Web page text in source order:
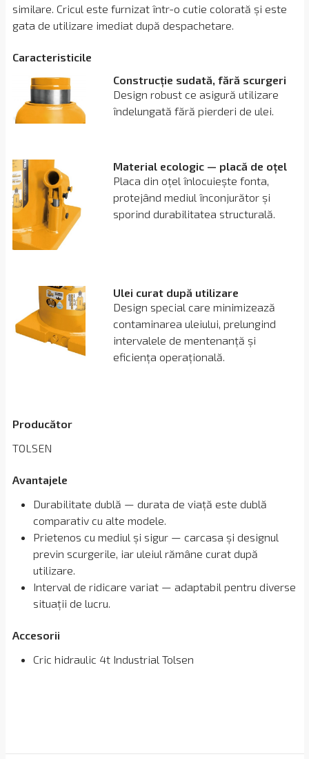
similare. Cricul este furnizat într-o cutie colorată și este
gata de utilizare imediat după despachetare.
Сaracteristicile
Construcție sudată, fără scurgeri
Design robust ce asigură utilizare
îndelungată fără pierderi de ulei.
Material ecologic — placă de oțel
Placa din oțel înlocuiește fonta,
protejând mediul înconjurător și
sporind durabilitatea structurală.
Ulei curat după utilizare
Design special care minimizează
contaminarea uleiului, prelungind
intervalele de mentenanță și
eficiența operațională.
Producător
TOLSEN
Avantajele
Durabilitate dublă — durata de viață este dublă
comparativ cu alte modele.
Prietenos cu mediul și sigur — carcasa și designul
previn scurgerile, iar uleiul rămâne curat după
utilizare.
Interval de ridicare variat — adaptabil pentru diverse
situații de lucru.
Accesorii
Cric hidraulic 4t Industrial Tolsen